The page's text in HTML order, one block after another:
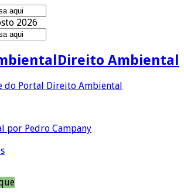
2026
Direito Ambiental
por Pedro Campany